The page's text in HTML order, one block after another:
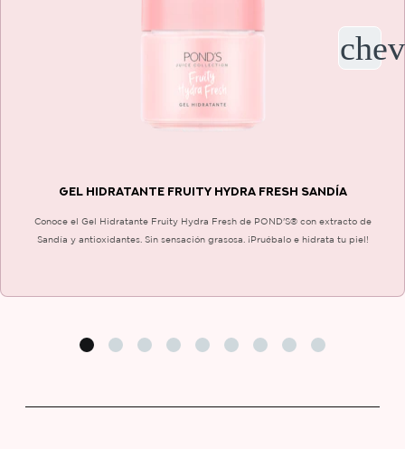
GEL HIDRATANTE FRUITY HYDRA FRESH SANDÍA
Conoce el Gel Hidratante Fruity Hydra Fresh de POND'S® con extracto de
Sandía y antioxidantes. Sin sensación grasosa. ¡Pruébalo e hidrata tu piel!